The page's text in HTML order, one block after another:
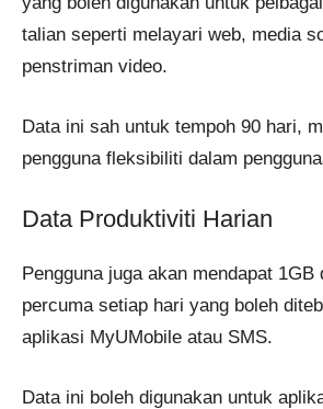
talian seperti melayari web, media
penstriman video.
Data ini sah untuk tempoh 90 hari,
pengguna fleksibiliti dalam
Data Produktiviti Harian
Pengguna juga akan mendapat
percuma setiap hari yang boleh
aplikasi MyUMobile atau SMS.
Data ini boleh digunakan untuk